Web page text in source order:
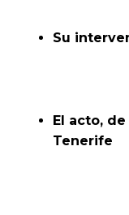
Su
El acto,
Tenerife